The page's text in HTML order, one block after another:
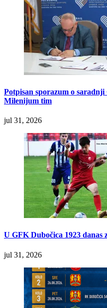
Potpisan sporazum o
Milenijum tim
jul 31, 2026
U GFK Dubočica 1923 danas
jul 31, 2026